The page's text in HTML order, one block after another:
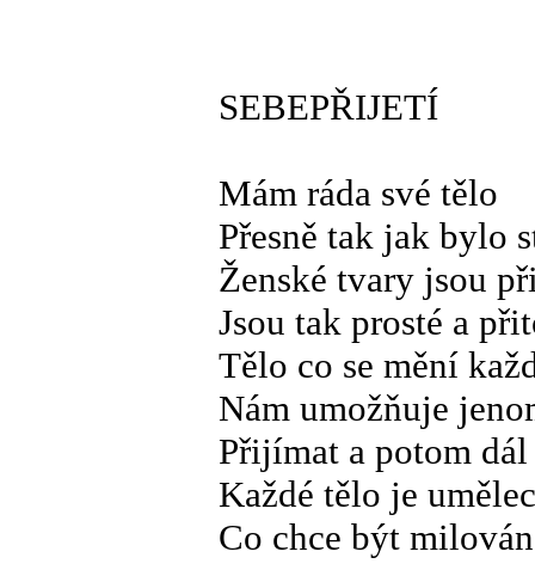
SEBEPŘIJETÍ
Mám ráda své tělo
Přesně tak jak bylo
Ženské tvary jsou
Jsou tak prosté a
Tělo co se mění
Nám umožňuje
Přijímat a potom
Každé tělo je
Co chce být